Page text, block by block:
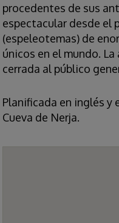
procedentes de sus
espectacular desde el
(espeleotemas) de
únicos en el mundo.
cerrada al público
Planificada en inglés
Cueva de Nerja.